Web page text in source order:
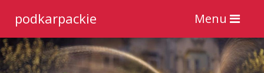
Toggle
navigation
Menu
podkarpackie